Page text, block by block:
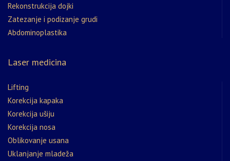
Rekonstrukcija dojki
Zatezanje i podizanje grudi
Abdominoplastika
Laser medicina
Lifting
Korekcija kapaka
Korekcija ušiju
Korekcija nosa
Oblikovanje usana
Uklanjanje mladeža